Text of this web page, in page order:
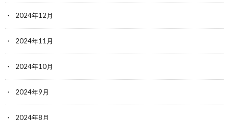
2024年12月
2024年11月
2024年10月
2024年9月
2024年8月